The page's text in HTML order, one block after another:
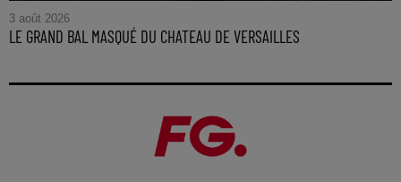
3 août 2026
LE GRAND BAL MASQUÉ DU CHATEAU DE VERSAILLES